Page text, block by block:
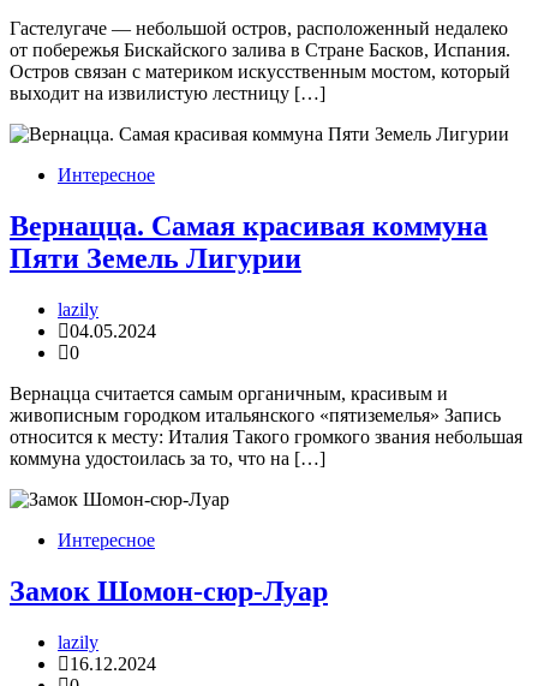
Гастелугаче — небольшой остров, расположенный недалеко
от побережья Бискайского залива в Стране Басков, Испания.
Остров связан с материком искусственным мостом, который
выходит на извилистую лестницу […]
Интересное
Вернацца. Самая красивая коммуна
Пяти Земель Лигурии
lazily
04.05.2024
0
Вернацца считается самым органичным, красивым и
живописным городком итальянского «пятиземелья» Запись
относится к месту: Италия Такого громкого звания небольшая
коммуна удостоилась за то, что на […]
Интересное
Замок Шомон-сюр-Луар
lazily
16.12.2024